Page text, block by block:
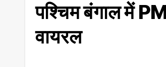
पश्चिम बंगाल में
वायरल